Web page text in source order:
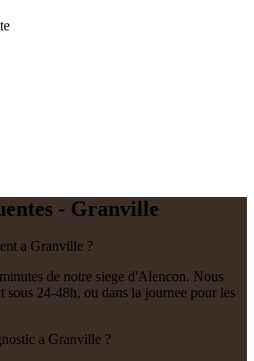
- Granville
a Granville ?
de notre siege d'Alencon. Nous
sous 24-48h, ou dans la journee pour les
a Granville ?